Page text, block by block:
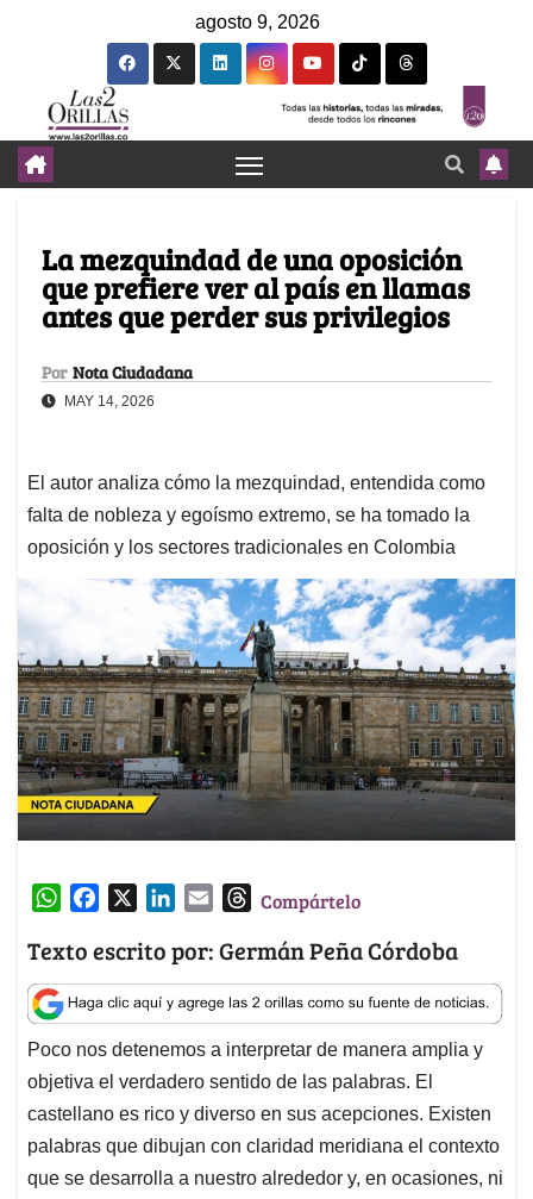
agosto 9, 2026
La mezquindad de una oposición
que prefiere ver al país en llamas
antes que perder sus privilegios
Por Nota Ciudadana
MAY 14, 2026
El autor analiza cómo la mezquindad, entendida como
falta de nobleza y egoísmo extremo, se ha tomado la
oposición y los sectores tradicionales en Colombia
W
a
t
s
A
p
p
c
e
b
o
k
n
k
e
d
I
n
a
i
l
T
r
e
a
d
s
Compártelo
Texto escrito por: Germán Peña Córdoba
Poco nos detenemos a interpretar de manera amplia y
objetiva el verdadero sentido de las palabras. El
castellano es rico y diverso en sus acepciones. Existen
palabras que dibujan con claridad meridiana el contexto
que se desarrolla a nuestro alrededor y, en ocasiones, ni